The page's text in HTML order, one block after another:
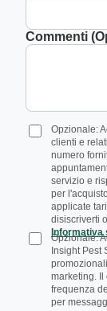
Commenti
Opzionale:
clienti e
numero
servizio e
per
applicate
disiscriverti
Informativa
Opzionale:
Insight Pest
marketing. Il
frequenza
per